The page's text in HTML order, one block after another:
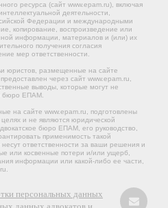
ресурса (сайт www.epam.ru), включая
деятельности,
Федерации и международными
копирование, воспроизведение или
информации, материалов и (или) их
получения согласия
мер ответственности.
юристов, размещенные на сайте
через сайт www.epam.ru,
выводы, которые могут не
бюро ЕПАМ.
на сайте www.epam.ru, подготовлены
и не являются юридической
бюро ЕПАМ, его руководство,
применимость такой
ответственности за ваши решения и
или косвенные потери и/или ущерб,
информации или какой-либо ее части,
персональных данных